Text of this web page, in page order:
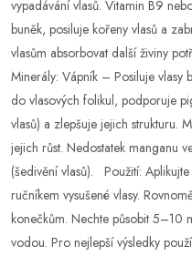
vypadávání vlasů. Vitamin B9
buněk, posiluje kořeny vlasů a
vlasům absorbovat další živiny
Minerály: Vápník – Posiluje vlasy
do vlasových folikul, podporuje
vlasů) a zlepšuje jejich strukturu.
jejich růst. Nedostatek manganu
(šedivění vlasů). Použití:
ručníkem vysušené vlasy.
konečkům. Nechte působit 5–10
vodou. Pro nejlepší výsledky